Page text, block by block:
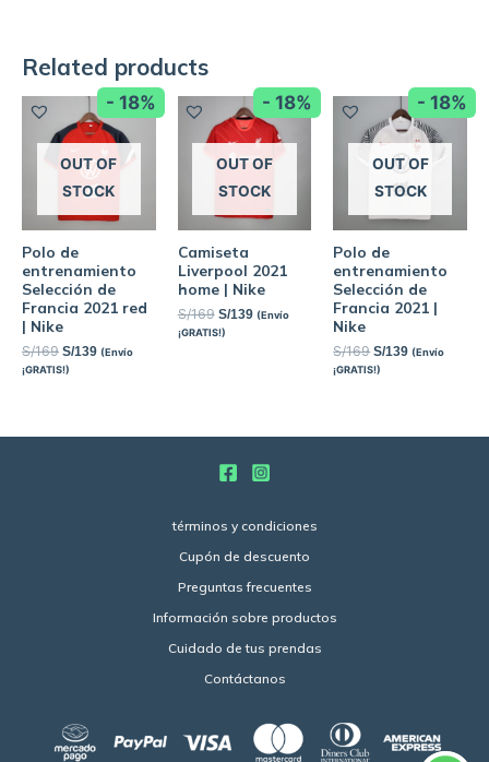
Related products
- 18%
OUT OF
STOCK
Polo de
entrenamiento
Selección de
Francia 2021 red
| Nike
S/169 S/139 (Envío
¡GRATIS!)
- 18%
OUT OF
STOCK
Camiseta
Liverpool 2021
home | Nike
S/169 S/139 (Envío
¡GRATIS!)
- 18%
OUT OF
STOCK
Polo de
entrenamiento
Selección de
Francia 2021 |
Nike
S/169 S/139 (Envío
¡GRATIS!)
términos y condiciones
Cupón de descuento
Preguntas frecuentes
Información sobre productos
Cuidado de tus prendas
Contáctanos